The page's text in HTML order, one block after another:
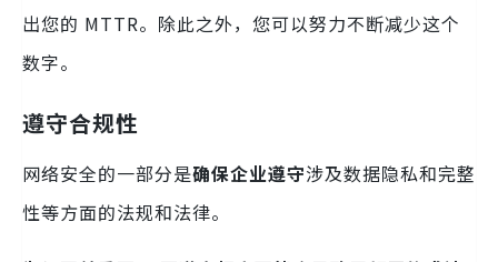
出您的 MTTR。除此之外，您可以努力不断减少这个
数字。
遵守合规性
网络安全的一部分是确保企业遵守涉及数据隐私和完整
性等方面的法规和法律。